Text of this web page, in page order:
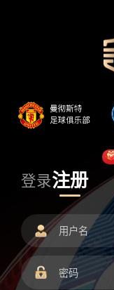
登录注册